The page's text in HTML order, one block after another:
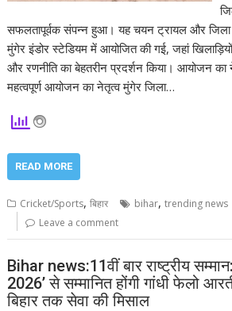
सफलतापूर्वक संपन्न हुआ। यह चयन ट्रायल और जिला
मुंगेर इंडोर स्टेडियम में आयोजित की गई, जहां
और रणनीति का बेहतरीन प्रदर्शन किया। आयोजन का
महत्वपूर्ण आयोजन का नेतृत्व मुंगेर जिला…
READ MORE
Cricket/Sports,बिहार bihar,trending news
Leave a comment
Bihar news:11वीं बार राष्ट्रीय
2026’ से सम्मानित होंगी गांधी फेलो
बिहार तक सेवा की मिसाल